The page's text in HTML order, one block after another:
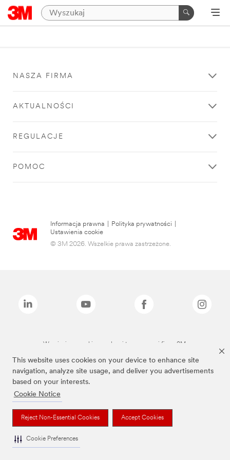
This website uses cookies on your device to enhance site
navigation, analyze site usage, and deliver you advertisements
based on your interests.
Cookie Notice
Reject Non-Essential Cookies Accept Cookies
Cookie Preferences
NASZA FIRMA
AKTUALNOŚCI
REGULACJE
POMOC
Informacja prawna Polityka prywatności
Ustawienia cookie
© 3M 2026. Wszelkie prawa zastrzeżone.
Wymienione marki są znakami towarowymi firmy 3M.